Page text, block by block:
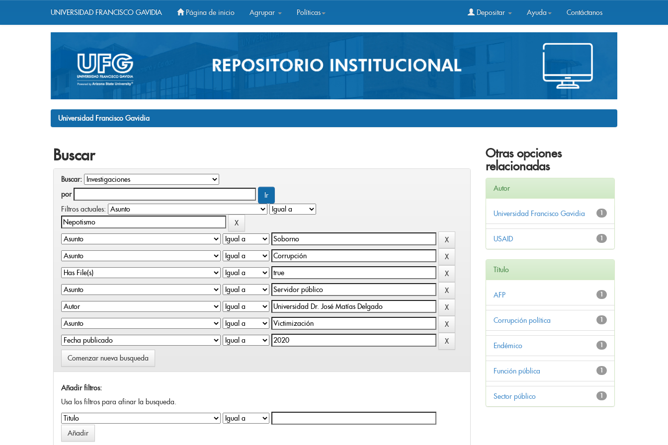
UNIVERSIDAD FRANCISCO GAVIDIA Página de inicio Agrupar Políticas Depositar Ayuda Contáctanos
Universidad Francisco Gavidia
Buscar
Buscar:
por
Filtros actuales:
Comenzar nueva busqueda
Añadir filtros:
Usa los filtros para afinar la busqueda.
Otras opciones
relacionadas
Autor
1
Universidad Francisco Gavidia
1
USAID
Título
1
AFP
1
Corrupción política
1
Endémico
1
Función pública
1
Sector público